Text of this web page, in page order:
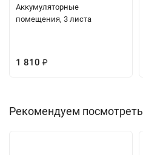
Аккумуляторные
помещения, 3 листа
1 810 ₽
Рекомендуем посмотреть